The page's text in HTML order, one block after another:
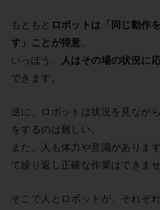
もともと ロボットは「同じ動作
す」ことが得意
いっぽう、
人はその場の状況に
できます。
逆に、ロボットは状況を見なが
をするのは難しい。
また、人も体力や意識がありま
て繰り返し正確な作業はできませ
そこで人とロボットが、それぞ